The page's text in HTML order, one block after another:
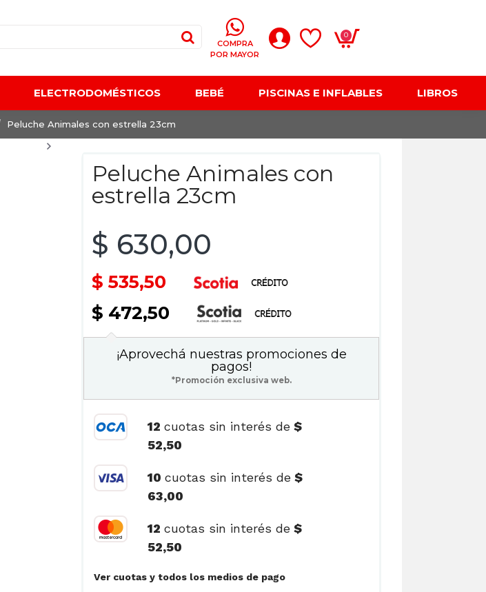
COMPRA
POR MAYOR
0
ELECTRODOMÉSTICOS BEBÉ PISCINAS E INFLABLES LIBROS
Peluche Animales con estrella 23cm
Peluche Animales con
estrella 23cm
$ 630,00
$ 535,50
$ 472,50
¡Aprovechá nuestras promociones de
pagos!
*Promoción exclusiva web.
12cuotas sin interés de $
52,50
10cuotas sin interés de $
63,00
12cuotas sin interés de $
52,50
Ver cuotas y todos los medios de pago